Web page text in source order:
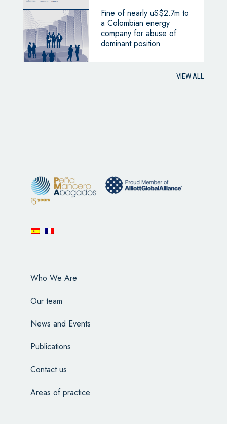
Fine of nearly uS$2.7m to
a Colombian energy
company for abuse of
dominant position
VIEW ALL
Who We Are
Our team
News and Events
Publications
Contact us
Areas of practice